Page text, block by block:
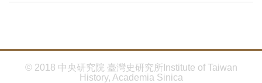
© 2018 中央研究院 臺灣史研究所Institute of Taiwan
History, Academia Sinica